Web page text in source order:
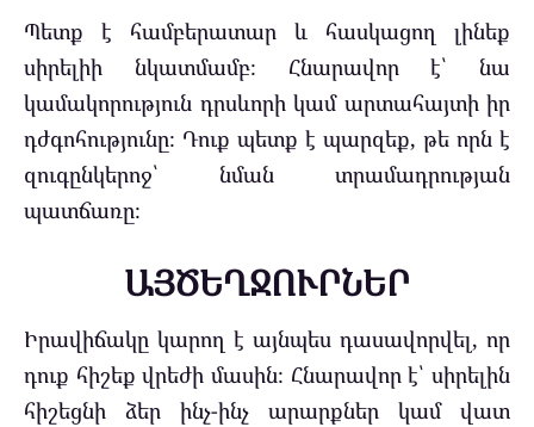
Պետք է համբերատար և հասկացող լինեք
սիրելիի նկատմամբ։ Հնարավոր է՝ նա
կամակորություն դրսևորի կամ արտահայտի իր
դժգոհությունը։ Դուք պետք է պարզեք, թե որն է
զուգընկերոջ՝ նման տրամադրության
պատճառը։
ԱՅԾԵՂՋՈՒՐՆԵՐ
Իրավիճակը կարող է այնպես դասավորվել, որ
դուք հիշեք վրեժի մասին։ Հնարավոր է՝ սիրելին
հիշեցնի ձեր ինչ-ինչ արարքներ կամ վատ